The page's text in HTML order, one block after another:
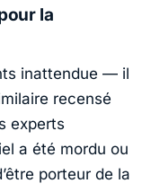
la
inattendue — il
recensé
experts
a été mordu ou
porteur de la